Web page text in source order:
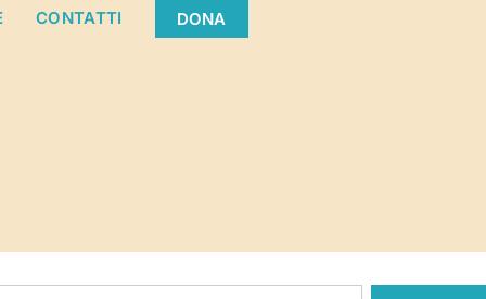
CONTATTI DONA